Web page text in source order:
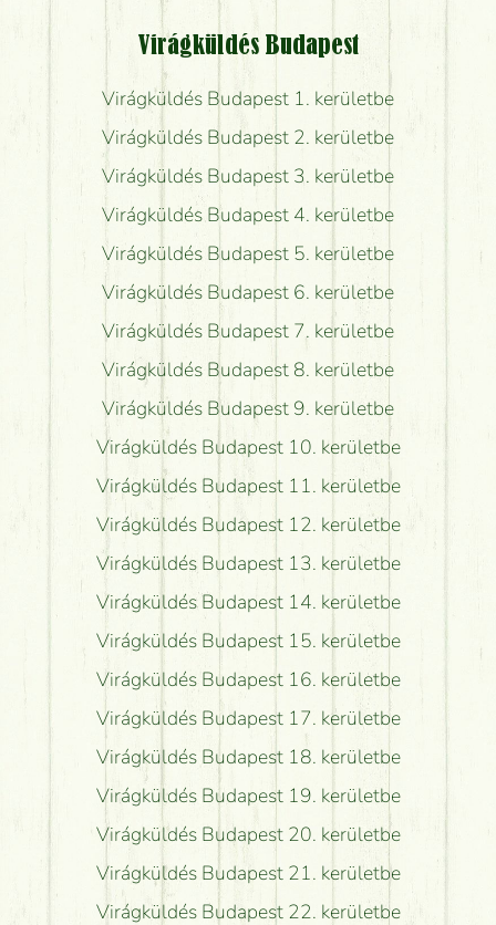
Virágküldés Budapest
Virágküldés Budapest 1. kerületbe
Virágküldés Budapest 2. kerületbe
Virágküldés Budapest 3. kerületbe
Virágküldés Budapest 4. kerületbe
Virágküldés Budapest 5. kerületbe
Virágküldés Budapest 6. kerületbe
Virágküldés Budapest 7. kerületbe
Virágküldés Budapest 8. kerületbe
Virágküldés Budapest 9. kerületbe
Virágküldés Budapest 10. kerületbe
Virágküldés Budapest 11. kerületbe
Virágküldés Budapest 12. kerületbe
Virágküldés Budapest 13. kerületbe
Virágküldés Budapest 14. kerületbe
Virágküldés Budapest 15. kerületbe
Virágküldés Budapest 16. kerületbe
Virágküldés Budapest 17. kerületbe
Virágküldés Budapest 18. kerületbe
Virágküldés Budapest 19. kerületbe
Virágküldés Budapest 20. kerületbe
Virágküldés Budapest 21. kerületbe
Virágküldés Budapest 22. kerületbe